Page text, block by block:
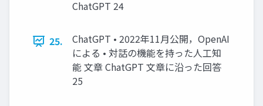
ChatGPT 24
25.
ChatGPT • 2022年11月公開，OpenAI
による • 対話の機能を持った人工知
能 文章 ChatGPT 文章に沿った回答
25